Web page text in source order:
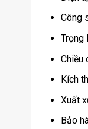
Công
Trọng
Chiều
Kích
Xuất
Bảo